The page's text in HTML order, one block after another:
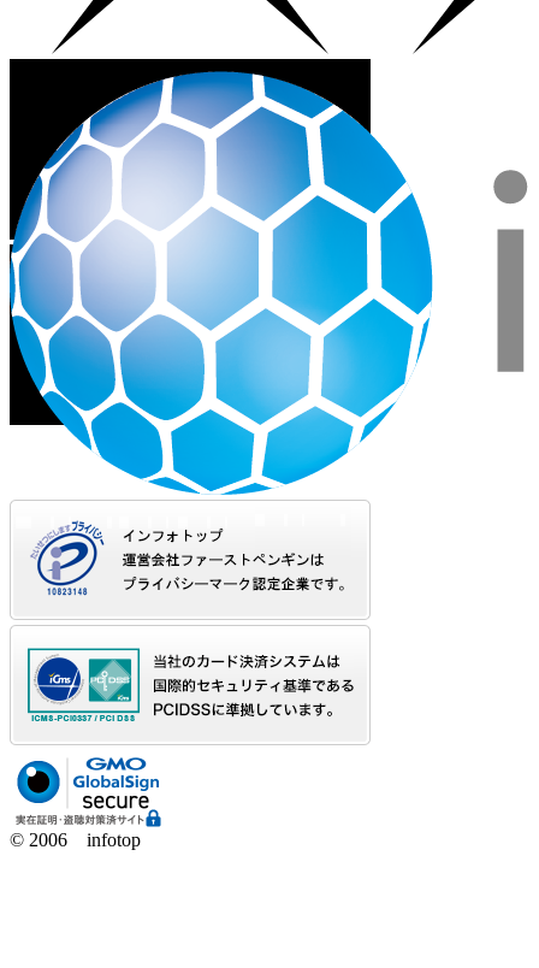
© 2006 infotop